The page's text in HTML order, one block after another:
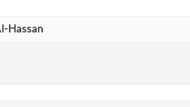
Hassan